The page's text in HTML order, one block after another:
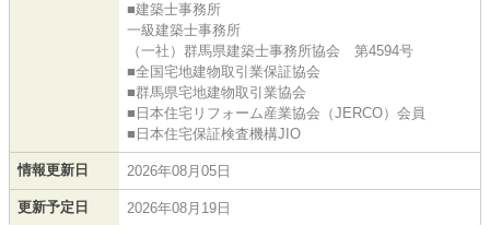
■建築士事務所
一級建築士事務所
（一社）群馬県建築士事務所協会 第4594号
■全国宅地建物取引業保証協会
■群馬県宅地建物取引業協会
■日本住宅リフォーム産業協会（JERCO）会員
■日本住宅保証検査機構JIO
情報更新日 2026年08月05日
更新予定日 2026年08月19日